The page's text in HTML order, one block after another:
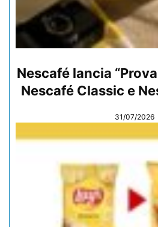
Nescafé lancia
Nescafé Classic e
31/07/2026